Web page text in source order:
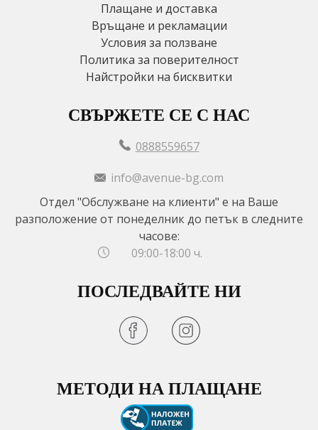
Плащане и доставка
Връщане и рекламации
Условия за ползване
Политика за поверителност
Найстройки на бисквитки
СВЪРЖЕТЕ СЕ С НАС
0888559657
info@avenue-bg.com
Отдел "Обслужване на клиенти" е на Ваше
разположение от понеделник до петък в следните
часове:
09:00-18:00 ч.
ПОСЛЕДВАЙТЕ НИ
МЕТОДИ НА ПЛАЩАНЕ